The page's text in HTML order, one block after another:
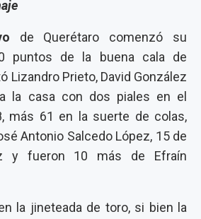
de Querétaro comenzó su
puntos de la buena cala de
Lizandro Prieto, David González
la casa con dos piales en el
más 61 en la suerte de colas,
Antonio Salcedo López, 15 de
y fueron 10 más de Efraín
la jineteada de toro, si bien la